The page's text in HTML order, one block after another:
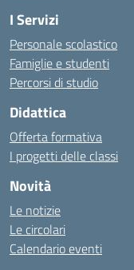
I Servizi
Personale scolastico
Famiglie e studenti
Percorsi di studio
Didattica
Offerta formativa
I progetti delle classi
Novità
Le notizie
Le circolari
Calendario eventi